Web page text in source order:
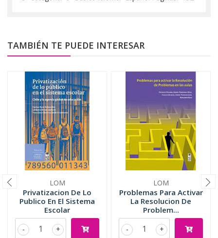
TAMBIÉN TE PUEDE INTERESAR
LOM
Privatizacion De Lo
Publico En El Sistema
Escolar
+
-
LOM
Problemas Para Activar
La Resolucion De
Problem...
+
-